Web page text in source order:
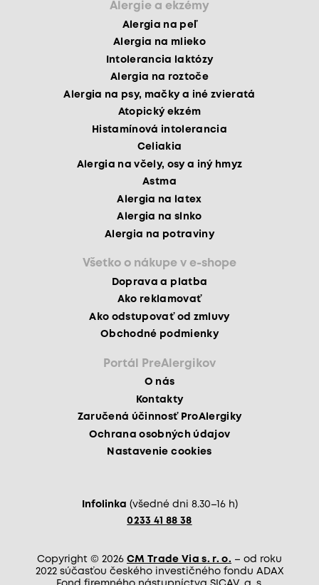
Alergie a ekzémy
Alergia na peľ
Alergia na mlieko
Intolerancia laktózy
Alergia na roztoče
Alergia na psy, mačky a iné zvieratá
Atopický ekzém
Histamínová intolerancia
Celiakia
Alergia na včely, osy a iný hmyz
Astma
Alergia na latex
Alergia na slnko
Alergia na potraviny
Všetko o nákupe v e-shope
Doprava a platba
Ako reklamovať
Ako odstupovať od zmluvy
Obchodné podmienky
Portál PreAlergikov
O nás
Kontakty
Zaručená účinnosť ProAlergiky
Ochrana osobných údajov
Nastavenie cookies
Infolinka (všedné dni 8.30–16 h)
0233 41 88 38
Copyright © 2026 CM Trade Via s. r. o. – od roku
2022 súčasťou českého investičného fondu ADAX